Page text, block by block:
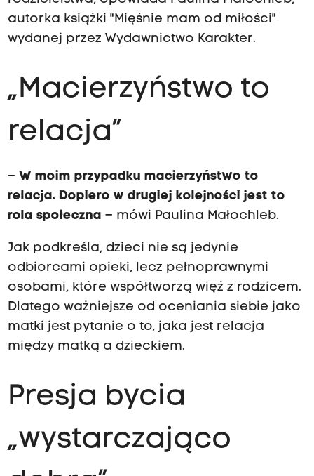
autorka książki "Mięśnie mam od miłości"
wydanej przez Wydawnictwo Karakter.
„Macierzyństwo to
relacja”
– W moim przypadku macierzyństwo to
relacja. Dopiero w drugiej kolejności jest to
rola społeczna – mówi Paulina Małochleb.
Jak podkreśla, dzieci nie są jedynie
odbiorcami opieki, lecz pełnoprawnymi
osobami, które współtworzą więź z rodzicem.
Dlatego ważniejsze od oceniania siebie jako
matki jest pytanie o to, jaka jest relacja
między matką a dzieckiem.
Presja bycia
„wystarczająco